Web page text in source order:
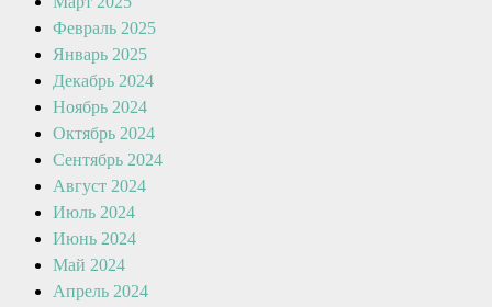
Февраль 2025
Январь 2025
Декабрь 2024
Ноябрь 2024
Октябрь 2024
Сентябрь 2024
Август 2024
Июль 2024
Июнь 2024
Май 2024
Апрель 2024